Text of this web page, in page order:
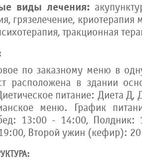
виды лечения:
грязелечение, криотерапия
тракционная
по заказному меню в
расположена в здании
питание: Диета Д,
меню. График
13:00 - 14:00,
Второй ужин (кефир):